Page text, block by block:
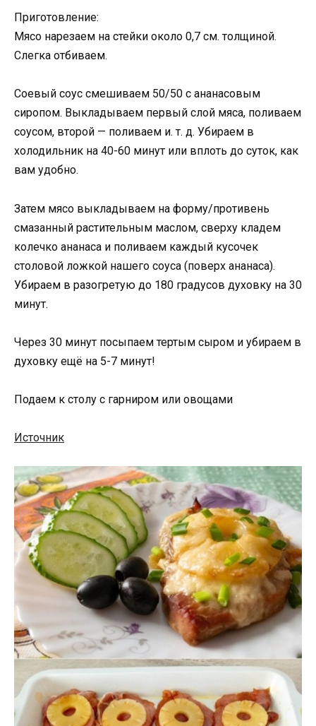
Приготовление:
Мясо нарезаем на стейки около 0,7 см. толщиной.
Слегка отбиваем.
Соевый соус смешиваем 50/50 с ананасовым
сиропом. Выкладываем первый слой мяса, поливаем
соусом, второй — поливаем и. т. д. Убираем в
холодильник на 40-60 минут или вплоть до суток, как
вам удобно.
Затем мясо выкладываем на форму/противень
смазанный растительным маслом, сверху кладем
колечко ананаса и поливаем каждый кусочек
столовой ложкой нашего соуса (поверх ананаса).
Убираем в разогретую до 180 градусов духовку на 30
минут.
Через 30 минут посыпаем тертым сыром и убираем в
духовку ещё на 5-7 минут!
Подаем к столу с гарниром или овощами
Источник